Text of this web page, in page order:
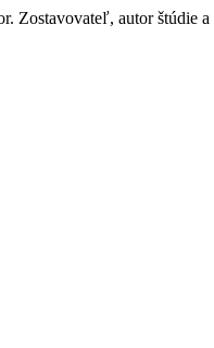
autor štúdie